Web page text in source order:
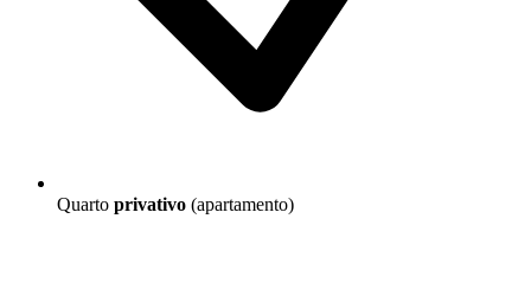
Quarto privativo (apartamento)